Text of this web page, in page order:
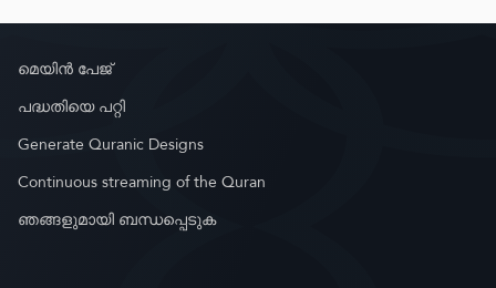
മെയിൻ പേജ്
പദ്ധതിയെ പറ്റി
Generate Quranic Designs
Continuous streaming of the Quran
ഞങ്ങളുമായി ബന്ധപ്പെടുക